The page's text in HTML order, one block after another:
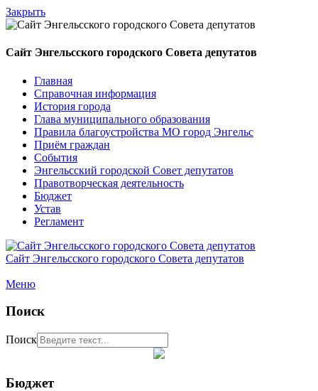
Закрыть
Сайт Энгельсского городского Совета депутатов
Главная
Справочная информация
История города
Глава муниципального образования
Правила благоустройства МО город Энгельс
Приём граждан
События
Энгельсский городской Совет депутатов
Правотворческая деятельность
Бюджет
Устав
Регламент
Сайт Энгельсского городского Совета депутатов
Меню
Поиск
Поиск
Бюджет